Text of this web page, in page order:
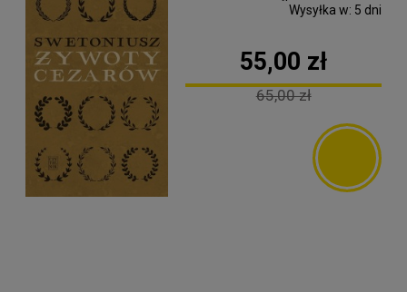
Wysyłka w: 5 dni
55,00 zł
65,00 zł